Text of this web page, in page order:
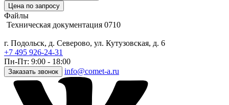
Цена по запросу
Файлы
Техническая документация 0710
г. Подольск, д. Северово, ул. Кутузовская, д. 6
+7 495 926-24-31
Пн-Пт: 9:00 - 18:00
Заказать звонок info@comet-a.ru